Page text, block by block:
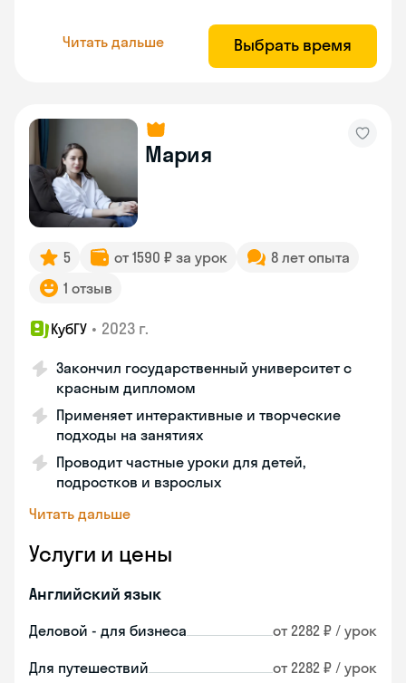
Читать дальше Выбрать время
Мария
5 от 1590 ₽ за урок
8 лет опыта
1 отзыв
КубГУ • 2023 г.
Закончил государственный университет с
красным дипломом
Применяет интерактивные и творческие
подходы на занятиях
Проводит частные уроки для детей,
подростков и взрослых
Читать дальше
Услуги и цены
Английский язык
Деловой - для бизнеса от 2282 ₽ / урок
Для путешествий от 2282 ₽ / урок